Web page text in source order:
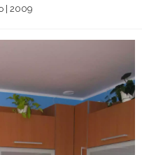
| 2009